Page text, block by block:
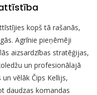
kopš tā rašanās,
Agrīnie pieņēmēji
aizsardzības stratēģijas,
un profesionālajā
vēlāk Čips Kellijs,
daudzas komandas